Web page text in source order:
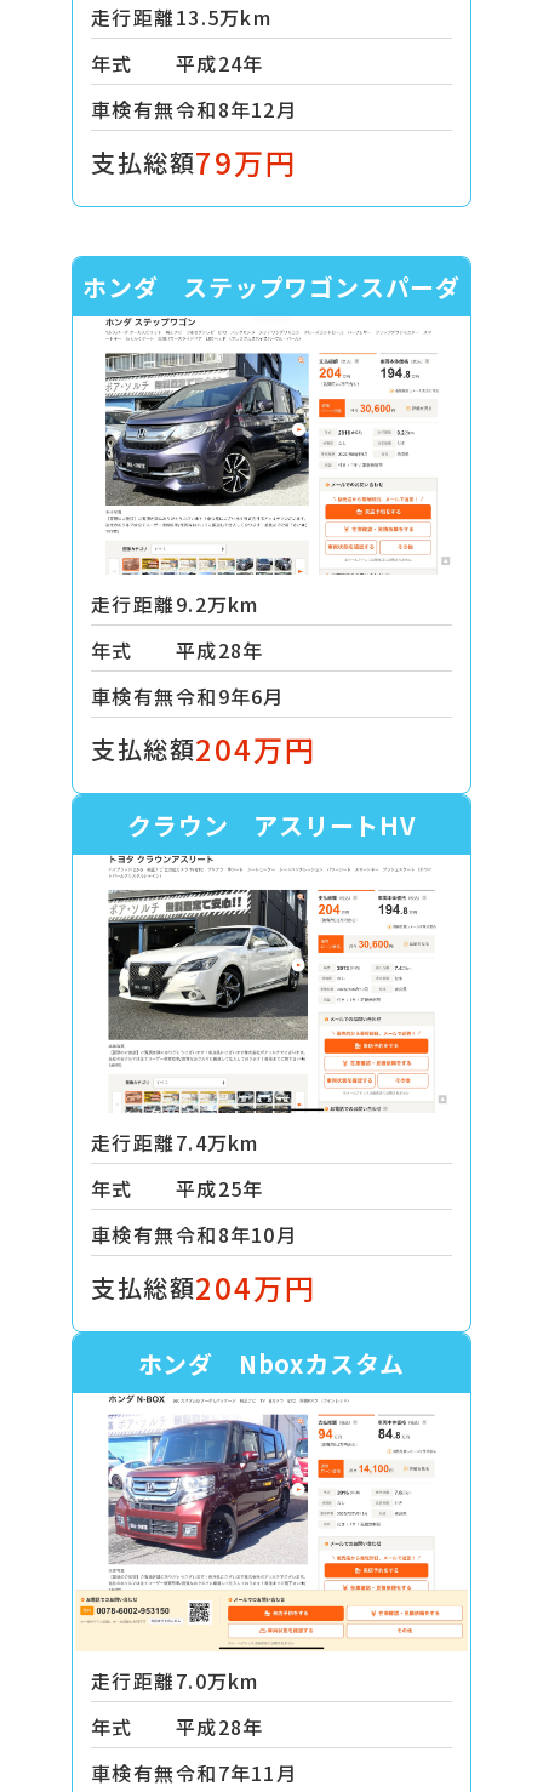
走行距離13.5万km
年式
平成24年
車検有無令和8年12月
支払総額79万円
ホンダ ステップワゴンスパーダ
走行距離9.2万km
年式
平成28年
車検有無令和9年6月
支払総額204万円
クラウン アスリートHV
走行距離7.4万km
年式
平成25年
車検有無令和8年10月
支払総額204万円
ホンダ Nboxカスタム
走行距離7.0万km
年式
平成28年
車検有無令和7年11月